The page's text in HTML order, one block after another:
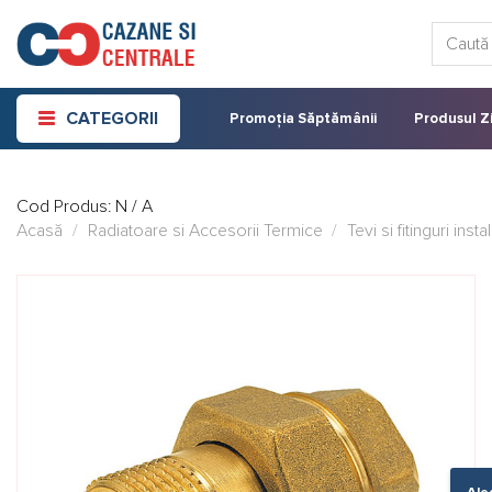
content
CATEGORII Promoția Săptămânii Produsul
Cod Produs: N / A
Acasă
/ Radiatoare si Accesorii Termice / Tevi si fitinguri